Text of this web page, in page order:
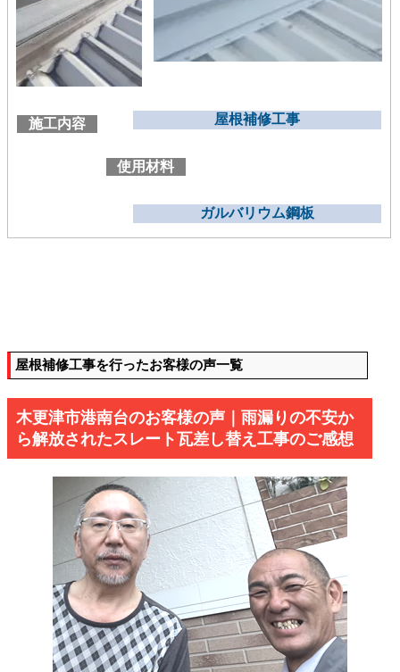
施工内容 屋根補修工事
使用材料
ガルバリウム鋼板
屋根補修工事を行ったお客様の声一覧
木更津市港南台のお客様の声｜雨漏りの不安か
ら解放されたスレート瓦差し替え工事のご感想